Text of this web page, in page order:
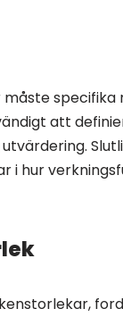
specifika
att
i hur